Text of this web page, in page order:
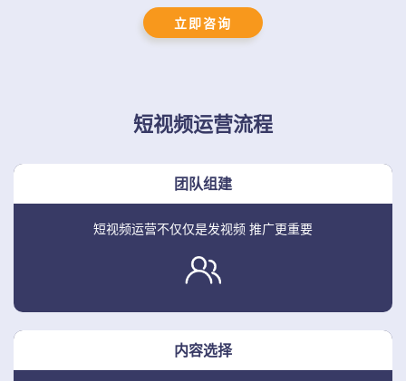
立即咨询
短视频运营流程
团队组建
短视频运营不仅仅是发视频 推广更重要
内容选择